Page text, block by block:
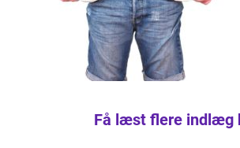
Få læst flere indlæg